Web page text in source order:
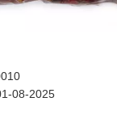
08-2025